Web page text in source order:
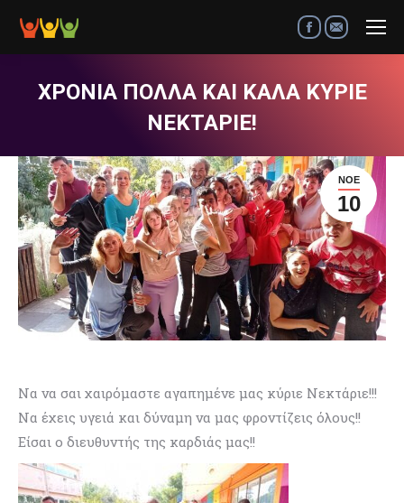
Facebook
Mail
ΧΡΟΝΙΑ ΠΟΛΛΑ ΚΑΙ ΚΑΛΑ ΚΥΡΙΕ
ΝΕΚΤΑΡΙΕ!
ΝΟΈ
10
Να να σαι χαιρόμαστε αγαπημένε μας κύριε Νεκτάριε!!!
Να έχεις υγειά και δύναμη να μας φροντίζεις όλους!!
Είσαι ο διευθυντής της καρδιάς μας!!